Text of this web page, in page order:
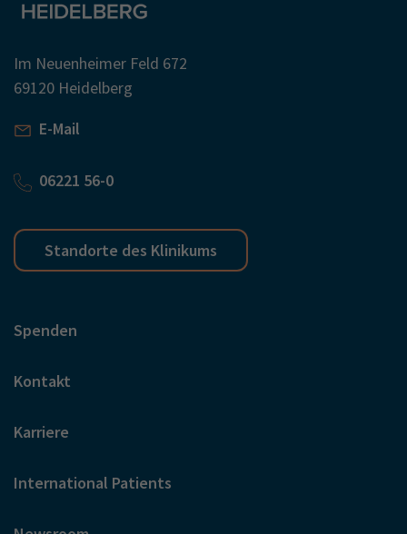
Im Neuenheimer Feld 672
69120 Heidelberg
E-Mail
06221 56-0
Standorte des Klinikums
Spenden
Kontakt
Karriere
International Patients